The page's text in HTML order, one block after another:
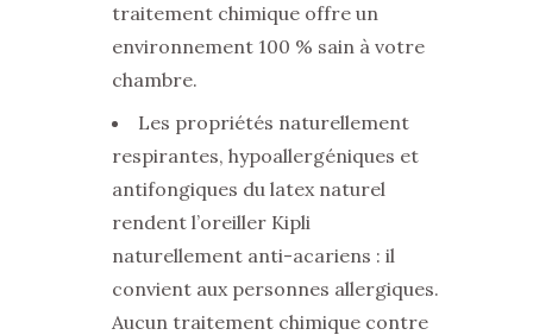
traitement chimique offre un
environnement 100 % sain à votre
chambre.
Les propriétés naturellement
respirantes, hypoallergéniques et
antifongiques du latex naturel
rendent l’oreiller Kipli
naturellement anti-acariens : il
convient aux personnes allergiques.
Aucun traitement chimique contre